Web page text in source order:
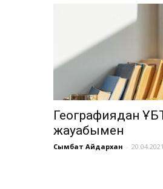
Географиядан
жауабымен
Сымбат Айдархан - 20.04.2021